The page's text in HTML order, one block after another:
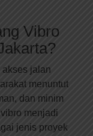
Vibro
akses jalan
menuntut
dan minim
menjadi
jenis proyek